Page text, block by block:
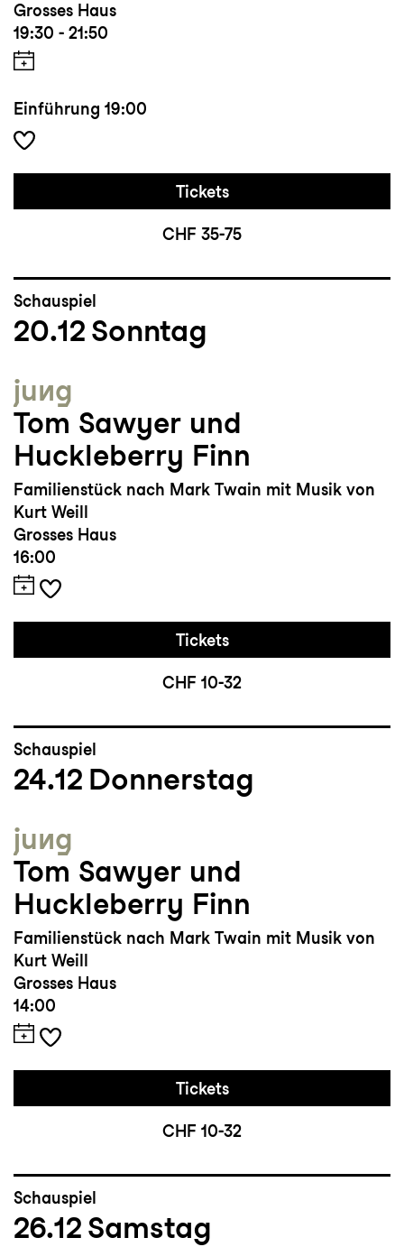
Grosses Haus
19:30 - 21:50
Einführung 19:00
Tickets
CHF 35-75
Schauspiel
20.12 Sonntag
jung
Tom Sawyer und
Huckleberry Finn
Familienstück nach Mark Twain mit Musik von
Kurt Weill
Grosses Haus
16:00
Tickets
CHF 10-32
Schauspiel
24.12 Donnerstag
jung
Tom Sawyer und
Huckleberry Finn
Familienstück nach Mark Twain mit Musik von
Kurt Weill
Grosses Haus
14:00
Tickets
CHF 10-32
Schauspiel
26.12 Samstag